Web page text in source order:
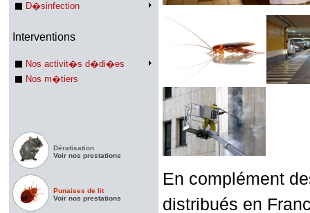
D�sinfection
Interventions
Nos activit�s d�di�es
Nos m�tiers
Dératisation
Voir nos prestations
Punaises de lit
Voir nos prestations
En complément
distribués en